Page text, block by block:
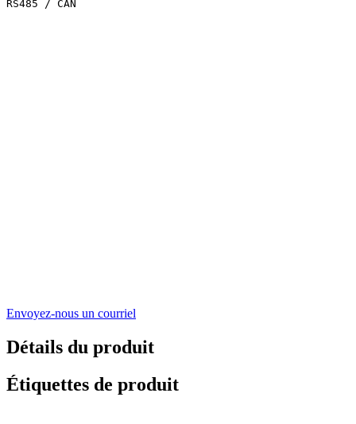
RS485 / CAN
Envoyez-nous un courriel
Détails du produit
Étiquettes de produit